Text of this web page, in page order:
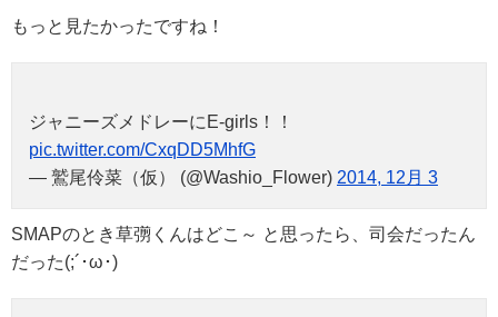
もっと見たかったですね！
ジャニーズメドレーにE-girls！！
pic.twitter.com/CxqDD5MhfG
— 鷲尾伶菜（仮） (@Washio_Flower) 2014, 12月 3
SMAPのとき草彅くんはどこ～ と思ったら、司会だったん
だった(;´･ω･)